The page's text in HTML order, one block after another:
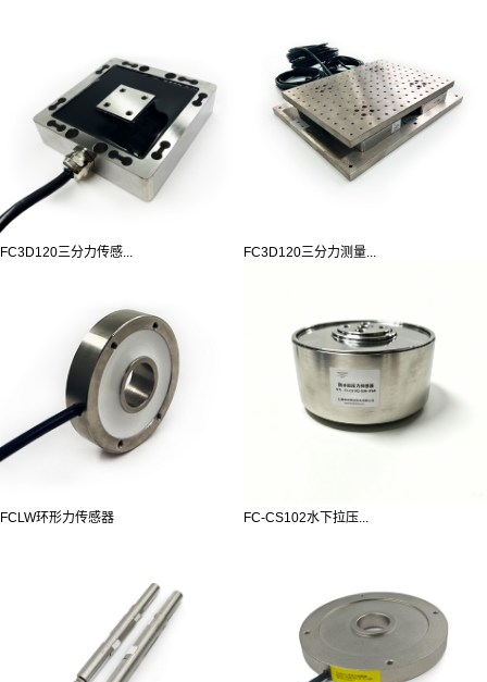
FC3D120三分力传感... FC3D120三分力测量...
FCLW环形力传感器 FC-CS102水下拉压...